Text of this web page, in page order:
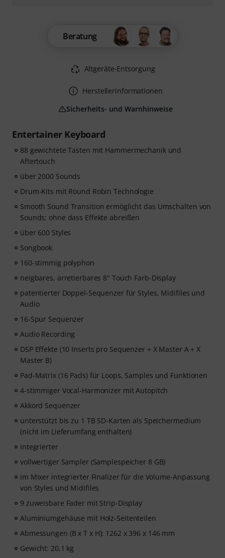
Entertainer Keyboard
88 gewichtete Tasten mit Hammermechanik und
Aftertouch
über 2000 Sounds
Drum-Kits mit Round Robin Technologie
Smooth Sound Transition ermöglicht das Umschalten von
Sounds; ohne dass Effekte abreißen
über 600 Styles
Songbook
160-stimmig polyphon
neigbares, arretierbares 8" Touch Farb-Display
patentierter Doppel-Sequenzer für Styles, Midifiles und
Audio
16-Spur Sequenzer
Audio Recording
DSP Effekte (10 Inserts pro Sequenzer + X Master A + X
Master B)
Pad-Matrix (16 Pads) für Loops, Samples und Funktionen
4-stimmiger Vocal-Harmonizer mit Autopitch
Akkord Sequenzer
unterstützt bis zu 1 TB SD-Karten als Speichermedium
(nicht im Lieferumfang enthalten)
integrierter
vollwertiger Sampler (Samplespeicher 8 GB)
im Mixer integrierter Finalizer für die Volume-Anpassung
von Styles und Midifiles
9 zuweisbare Fader mit Strip-Display
Aluminiumgehäuse mit Holz-Seitenteilen
Abmessungen (B x T x H): 1262 x 396 x 146 mm
Gewicht: 20,1 kg
Beratung
Altgeräte-Entsorgung
Herstellerinformationen
Sicherheits- und Warnhinweise